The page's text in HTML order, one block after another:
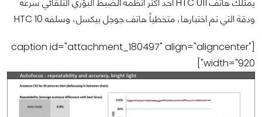
ودقة التي تم اختبارها، متخطياً هاتف جوجل بيكسل، وسلفه HTC 10
[caption id="attachment_180497" align="aligncenter"
width="920"]